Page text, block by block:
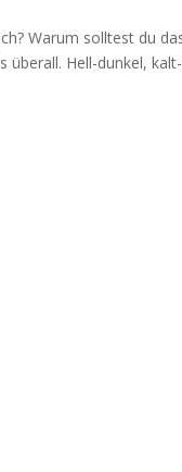
Warum solltest du
überall. Hell-dunkel, kalt-